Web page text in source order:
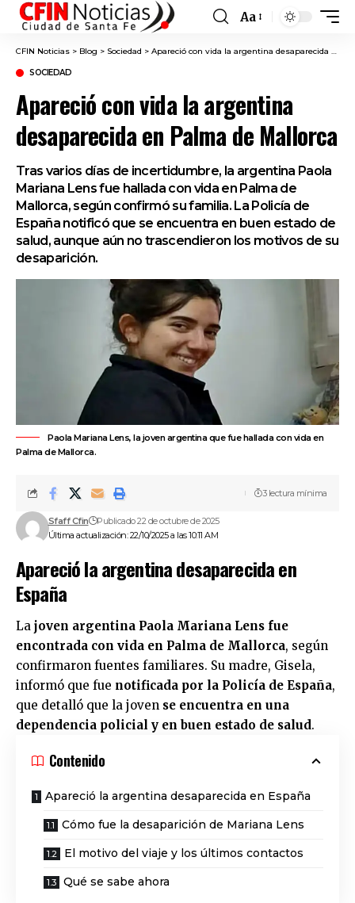
Font
Resizer
Aa
CFIN Noticias > Blog > Sociedad > Apareció con vida la argentina desaparecida en Palma de Mallorca
SOCIEDAD
Apareció con vida la argentina
desaparecida en Palma de Mallorca
Tras varios días de incertidumbre, la argentina Paola
Mariana Lens fue hallada con vida en Palma de
Mallorca, según confirmó su familia. La Policía de
España notificó que se encuentra en buen estado de
salud, aunque aún no trascendieron los motivos de su
desaparición.
Paola Mariana Lens, la joven argentina que fue hallada con vida en
Palma de Mallorca.
Última actualización: 22/10/2025 a las 10:11 AM
Sfaff Cfin Publicado 22 de octubre de 2025
3 lectura mínima
Apareció la argentina desaparecida en
España
La joven argentina Paola Mariana Lens fue
encontrada con vida en Palma de Mallorca, según
confirmaron fuentes familiares. Su madre, Gisela,
informó que fue notificada por la Policía de España,
que detalló que la joven se encuentra en una
dependencia policial y en buen estado de salud.
Contenido
Apareció la argentina desaparecida en España
Cómo fue la desaparición de Mariana Lens
El motivo del viaje y los últimos contactos
Qué se sabe ahora